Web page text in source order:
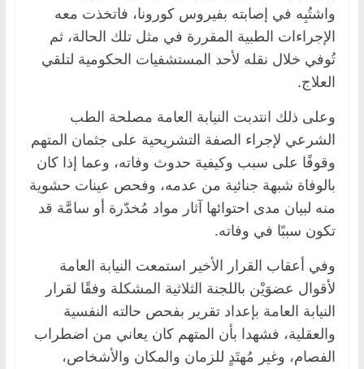
واشتُبِه في إصابته بفيروس كورونا، فاتخذت معه
الإجراءات الطبية المقررة في مثل تلك الحالة، ثم
تُوفي خلال نقله لأحد المستشفيات الحكومية لتلقي
العلاج.
وعلى ذلك انتدبت النيابة العامة مصلحة الطب
الشرعي لإجراء الصفة التشريحية على جثمان المتهم
وقوفًا على سبب وكيفية حدوث وفاته، وعما إذا كان
بالوفاة شبهة جنائية من عدمه، وفحص عينات حشوية
منه لبيان مدى احتوائها آثار مواد مُخدّرة أو سامَّة قد
تكون سببًا في وفاته.
وفي أعقاب القرار الأخير استمعت النيابة العامة
لأقوال عضوَيْن باللجنة الثلاثية المشكلة وفقًا لقرار
النيابة العامة بإعداد تقرير بفحص حالته النفسية
والعقلية، فشهدا بأن المتهم كان يعاني من اضطراب
الفصام، وغير مُهتَدٍ للزمان والمكان والأشخاص،